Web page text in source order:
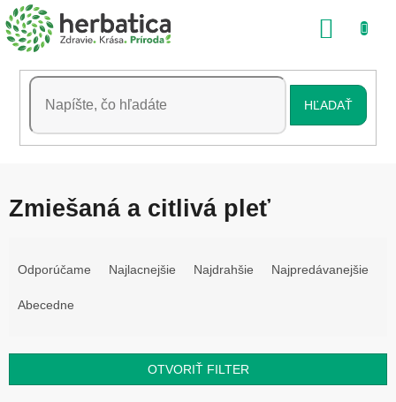
Prejsť
na
obsah
HĽADAŤ
Zmiešaná a citlivá pleť
p
Odporúčame Najlacnejšie Najdrahšie Najpredávanejšie
Abecedne
OTVORIŤ FILTER